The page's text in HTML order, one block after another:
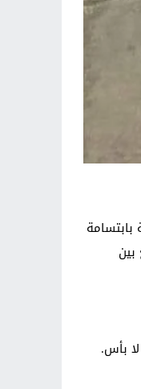
بابتسامة
بأس.